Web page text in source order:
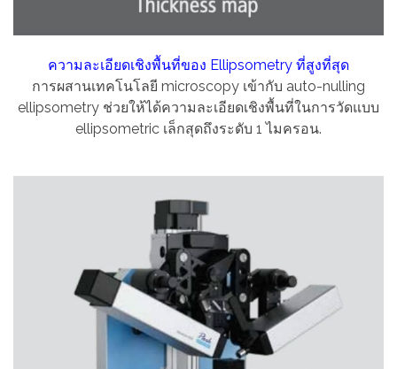
ความละเอียดเชิงพื้นที่ของ Ellipsometry ที่สูงที่สุด
การผสานเทคโนโลยี microscopy เข้ากับ auto-nulling
ellipsometry ช่วยให้ได้ความละเอียดเชิงพื้นที่ในการวัดแบบ
ellipsometric เล็กสุดถึงระดับ 1 ไมครอน.